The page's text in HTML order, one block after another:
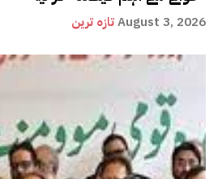
تازہ ترینAugust 3, 2026